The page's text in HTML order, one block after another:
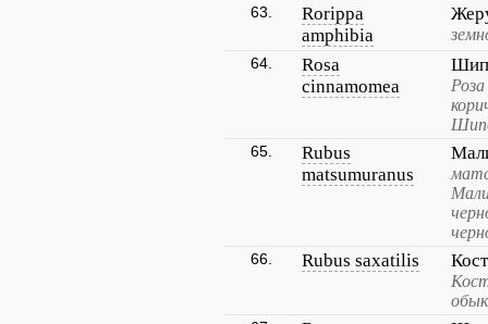
63.
Rorippa
amphibia
64.
Rosa
cinnamomea
65.
Rubus
matsumuranus
66. Rubus saxatilis